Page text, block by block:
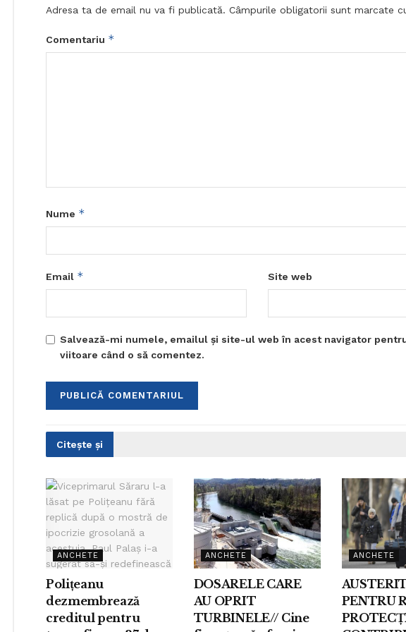
Adresa ta de email nu va fi publicată. Câmpurile obligatorii sunt marcate
Comentariu *
Nume *
Email * Site web
Salvează-mi numele, emailul și site-ul web în acest navigator
viitoare când o să comentez.
Citește și
ANCHETE
Polițeanu
dezmembrează
creditul pentru
ANCHETE
DOSARELE CARE
AU OPRIT
TURBINELE// Cine
ANCHETE
PENTRU